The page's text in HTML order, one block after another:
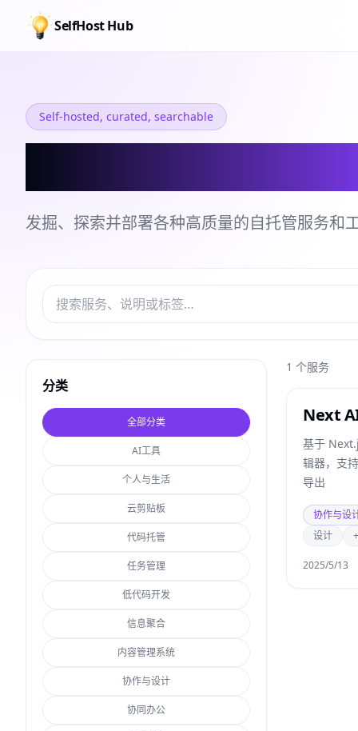
SelfHost Hub
Self-hosted, curated, searchable
发掘、探索并部署各种高质量的自托管服务和
分类
全部分类
AI工具
个人与生活
云剪贴板
代码托管
任务管理
低代码开发
信息聚合
内容管理系统
协作与设计
协同办公
1 个服务
Next
基于
辑器，支
导出
协作与设
设计
2025/5/13